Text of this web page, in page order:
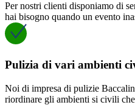
Per nostri clienti disponiamo di
hai bisogno quando un evento
Pulizia di vari ambienti
Noi di impresa di pulizie
riordinare gli ambienti si civili